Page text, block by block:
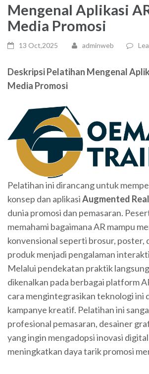
Mengenal Aplikasi
Media Promosi
13 Oct,2025 adminweb
Deskripsi Pelatihan Mengenal
Media Promosi
Pelatihan ini dirancang untuk
konsep dan aplikasiAugmented
dunia promosi dan pemasaran.
memahami bagaimana AR mampu
konvensional seperti brosur, poster,
produk menjadi pengalaman
Melalui pendekatan praktik
dikenalkan pada berbagai platform
cara mengintegrasikan teknologi ini
kampanye kreatif. Pelatihan ini
profesional pemasaran, desainer
yang ingin mengadopsi inovasi
meningkatkan daya tarik promosi